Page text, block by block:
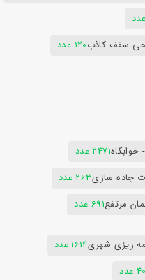
سقف کاذب120 عدد
2471 عدد
جاده سازی263 عدد
مرتفع691 عدد
ریزی شهری1614 عدد